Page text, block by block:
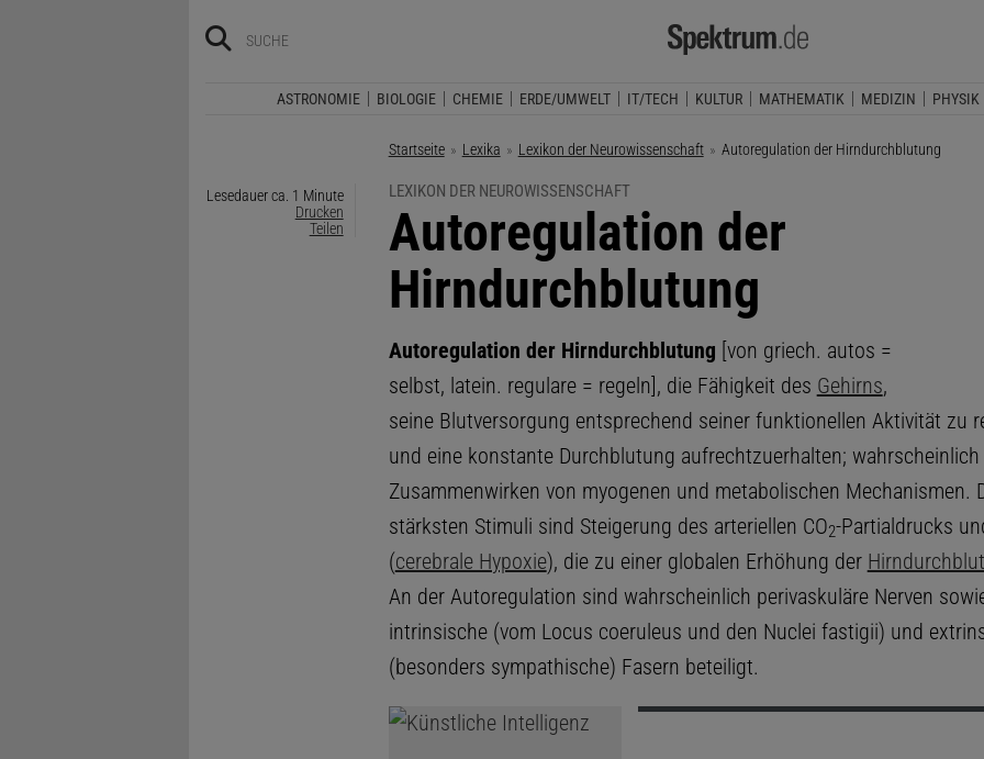
ASTRONOMIE BIOLOGIE CHEMIE ERDE/UMWELT IT/TECH KULTUR MATHEMATIK MEDIZIN PHYSIK
Startseite Lexika Lexikon der Neurowissenschaft Aktuelle Seite:
Autoregulation der Hirndurchblutung
Lesedauer ca. 1 Minute
Drucken
Teilen
LEXIKON DER NEUROWISSENSCHAFT
:
Autoregulation der
Hirndurchblutung
Autoregulation der Hirndurchblutung [von griech. autos =
selbst, latein. regulare = regeln], die Fähigkeit des Gehirns,
seine Blutversorgung entsprechend seiner funktionellen Aktivität zu
und eine konstante Durchblutung aufrechtzuerhalten;
Zusammenwirken von myogenen und metabolischen Mechanismen.
stärksten Stimuli sind Steigerung des arteriellen CO2-Partialdrucks
(cerebrale Hypoxie), die zu einer globalen Erhöhung der
An der Autoregulation sind wahrscheinlich perivaskuläre Nerven
intrinsische (vom Locus coeruleus und den Nuclei fastigii) und
(besonders sympathische) Fasern beteiligt.